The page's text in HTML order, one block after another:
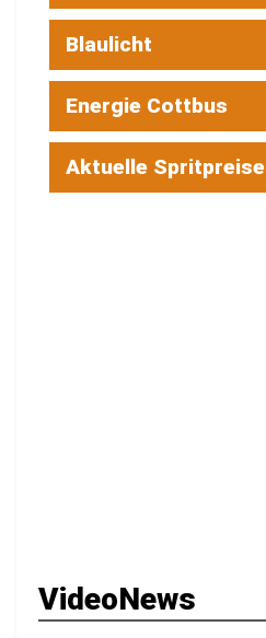
Blaulicht
Energie Cottbus
Aktuelle Spritpreise
VideoNews